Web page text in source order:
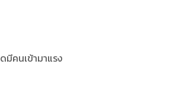
มีคนเข้ามาแรง